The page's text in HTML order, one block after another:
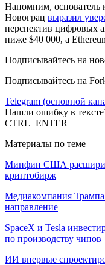
Напомним, основатель
Новограц выразил
перспектив цифровых
ниже $40 000, а
Подписывайтесь на
Подписывайтесь на
Telegram (основной
Нашли ошибку в
CTRL+ENTER
Материалы по теме
Минфин США расширил
криптобирж
Медиакомпания
направление
SpaceX и Tesla
по производству чипов
ИИ впервые